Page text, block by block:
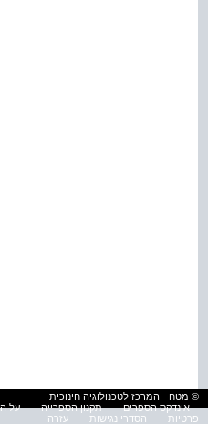
© מטח - המרכז לטכנולוגיה חינוכית
אינדקס הספרים
תקנון הספרייה על
פרטיות
הסדרי נגישות עזרה